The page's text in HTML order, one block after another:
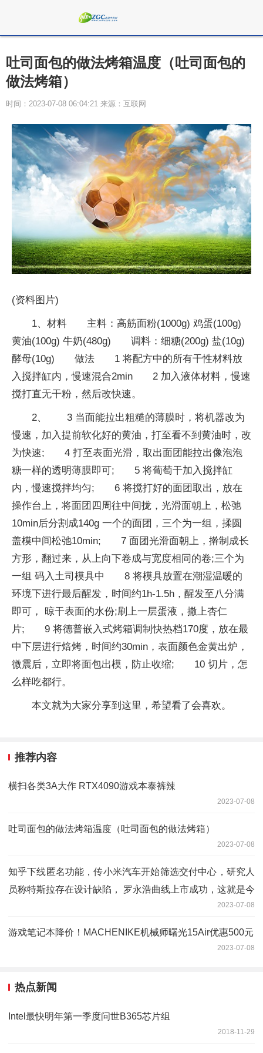
吐司面包的做法烤箱温度（吐司面包的
做法烤箱）
时间：2023-07-08 06:04:21 来源：互联网
(资料图片)
1、材料 主料：高筋面粉(1000g) 鸡蛋(100g)
黄油(100g) 牛奶(480g) 调料：细糖(200g) 盐(10g)
酵母(10g) 做法 1 将配方中的所有干性材料放
入搅拌缸内，慢速混合2min 2 加入液体材料，慢速
搅打直无干粉，然后改快速。
2、 3 当面能拉出粗糙的薄膜时，将机器改为
慢速，加入提前软化好的黄油，打至看不到黄油时，改
为快速; 4 打至表面光滑，取出面团能拉出像泡泡
糖一样的透明薄膜即可; 5 将葡萄干加入搅拌缸
内，慢速搅拌均匀; 6 将搅打好的面团取出，放在
操作台上，将面团四周往中间拢，光滑面朝上，松弛
10min后分割成140g 一个的面团，三个为一组，揉圆
盖模中间松弛10min; 7 面团光滑面朝上，擀制成长
方形，翻过来，从上向下卷成与宽度相同的卷;三个为
一组 码入土司模具中 8 将模具放置在潮湿温暖的
环境下进行最后醒发，时间约1h-1.5h，醒发至八分满
即可， 晾干表面的水份;刷上一层蛋液，撒上杏仁
片; 9 将德普嵌入式烤箱调制快热档170度，放在最
中下层进行焙烤，时间约30min，表面颜色金黄出炉，
微震后，立即将面包出模，防止收缩; 10 切片，怎
么样吃都行。
本文就为大家分享到这里，希望看了会喜欢。
推荐内容
横扫各类3A大作 RTX4090游戏本泰裤辣
2023-07-08
吐司面包的做法烤箱温度（吐司面包的做法烤箱）
2023-07-08
知乎下线匿名功能，传小米汽车开始筛选交付中心，研究人
员称特斯拉存在设计缺陷， 罗永浩曲线上市成功，这就是今
2023-07-08
游戏笔记本降价！MACHENIKE机械师曙光15Air优惠500元
2023-07-08
热点新闻
Intel最快明年第一季度问世B365芯片组
2018-11-29